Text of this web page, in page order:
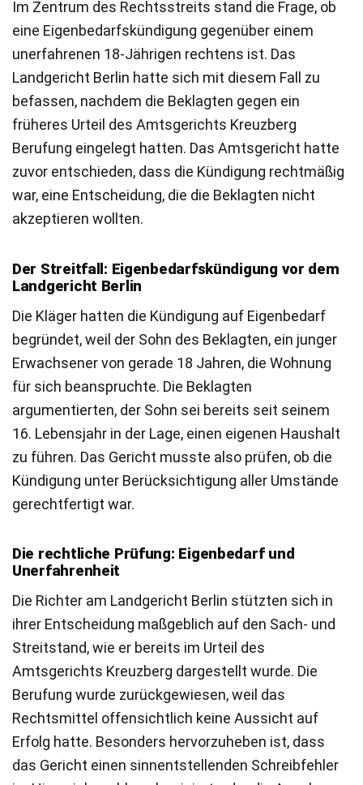
Im Zentrum des Rechtsstreits stand die Frage, ob
eine Eigenbedarfskündigung gegenüber einem
unerfahrenen 18-Jährigen rechtens ist. Das
Landgericht Berlin hatte sich mit diesem Fall zu
befassen, nachdem die Beklagten gegen ein
früheres Urteil des Amtsgerichts Kreuzberg
Berufung eingelegt hatten. Das Amtsgericht hatte
zuvor entschieden, dass die Kündigung rechtmäßig
war, eine Entscheidung, die die Beklagten nicht
akzeptieren wollten.
Der Streitfall: Eigenbedarfskündigung vor dem
Landgericht Berlin
Die Kläger hatten die Kündigung auf Eigenbedarf
begründet, weil der Sohn des Beklagten, ein junger
Erwachsener von gerade 18 Jahren, die Wohnung
für sich beanspruchte. Die Beklagten
argumentierten, der Sohn sei bereits seit seinem
16. Lebensjahr in der Lage, einen eigenen Haushalt
zu führen. Das Gericht musste also prüfen, ob die
Kündigung unter Berücksichtigung aller Umstände
gerechtfertigt war.
Die rechtliche Prüfung: Eigenbedarf und
Unerfahrenheit
Die Richter am Landgericht Berlin stützten sich in
ihrer Entscheidung maßgeblich auf den Sach- und
Streitstand, wie er bereits im Urteil des
Amtsgerichts Kreuzberg dargestellt wurde. Die
Berufung wurde zurückgewiesen, weil das
Rechtsmittel offensichtlich keine Aussicht auf
Erfolg hatte. Besonders hervorzuheben ist, dass
das Gericht einen sinnentstellenden Schreibfehler